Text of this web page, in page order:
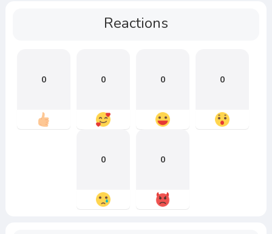
Reactions
0 0 0 0
0 0